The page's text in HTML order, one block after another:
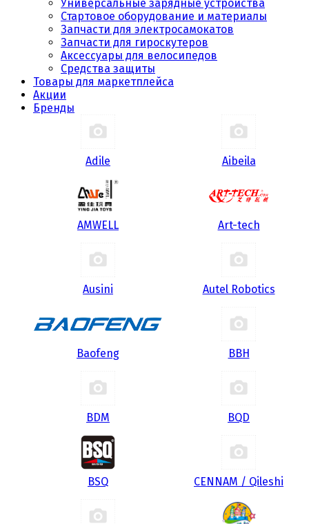
Универсальные зарядные устройства
Стартовое оборудование и материалы
Запчасти для электросамокатов
Запчасти для гироскутеров
Аксессуары для велосипедов
Средства защиты
Товары для маркетплейса
Акции
Бренды
Adile Aibeila
AMWELL Art-tech
Ausini Autel Robotics
Baofeng BBH
BDM BQD
BSQ CENNAM / Qileshi